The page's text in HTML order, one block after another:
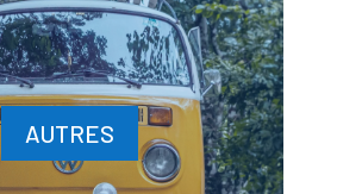
AUTRES